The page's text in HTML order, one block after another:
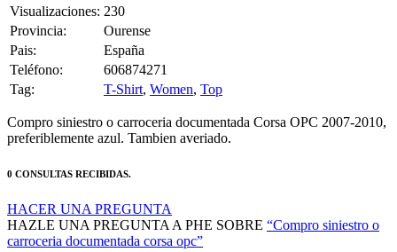
Visualizaciones: 230
Provincia:
Ourense
Pais:
España
Teléfono:
606874271
Tag:
T-Shirt, Women, Top
Compro siniestro o carroceria documentada Corsa OPC 2007-2010,
preferiblemente azul. Tambien averiado.
0 CONSULTAS RECIBIDAS.
HACER UNA PREGUNTA
HAZLE UNA PREGUNTA A PHE SOBRE “Compro siniestro o
carroceria documentada corsa opc”